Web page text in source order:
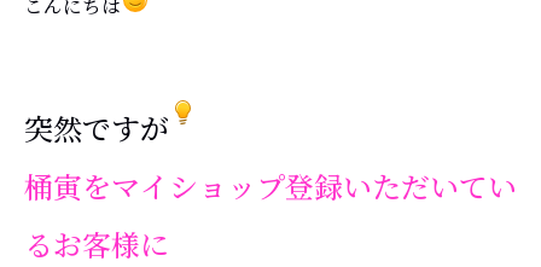
突然ですが
桶寅をマイショップ登録いただいてい
るお客様に